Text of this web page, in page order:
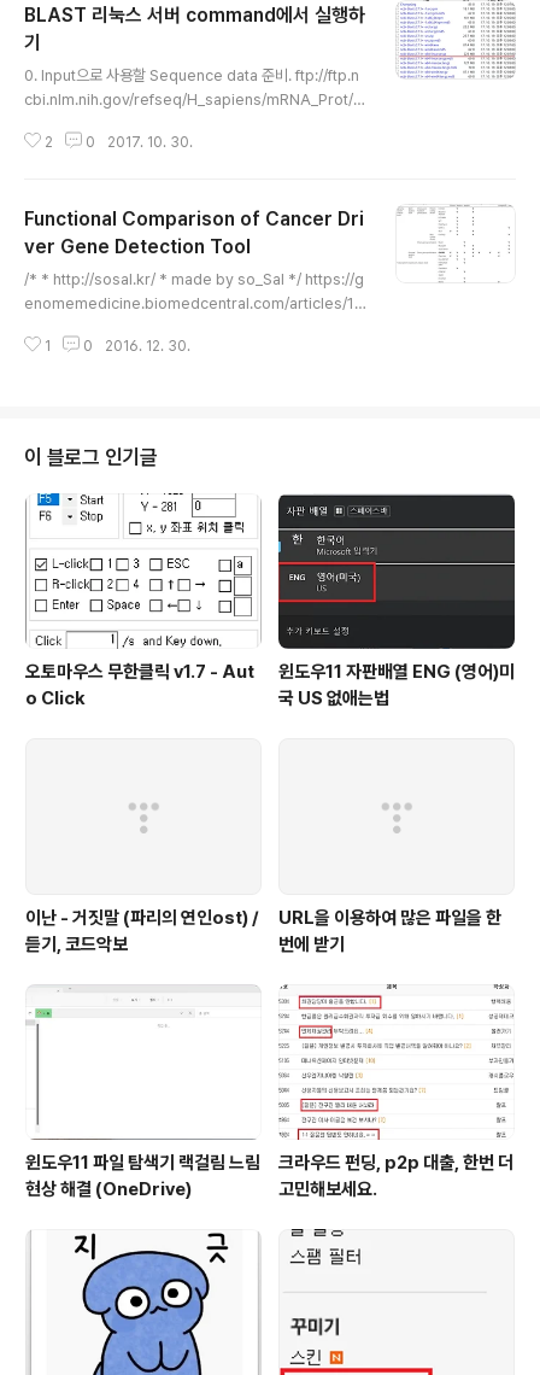
BLAST 리눅스 서버 command에서 실행하
기
0. Input으로 사용할 Sequence data 준비. ftp://ftp.n
cbi.nlm.nih.gov/refseq/H_sapiens/mRNA_Prot/에
합쳐서 sequences.faa 라는 파일로 완성.. # head se
bles/blast+/LATEST/ NCBI에서, 소프트웨어 다운로
드란에 들어가서 BLAST를 다운받는다. 2. wget으로 위
p.ncbi.nlm.nih.gov/blast/exe..
2 0 2017. 10. 30.
Functional Comparison of Cancer Dri
ver Gene Detection Tool
/* * http://sosal.kr/ * made by so_Sal */ https://g
enomemedicine.biomedcentral.com/articles/10.
org에 이미 올라온 논문이지만, 최근 publish 되어 다시
1 0 2016. 12. 30.
이 블로그 인기글
오토마우스 무한클릭 v1.7 - Aut
o Click
윈도우11 자판배열 ENG (영어)미
국 US 없애는법
이난 - 거짓말 (파리의 연인ost) /
듣기, 코드악보
URL을 이용하여 많은 파일을 한
번에 받기
윈도우11 파일 탐색기 랙걸림 느림
현상 해결 (OneDrive)
크라우드 펀딩, p2p 대출, 한번 더
고민해보세요.